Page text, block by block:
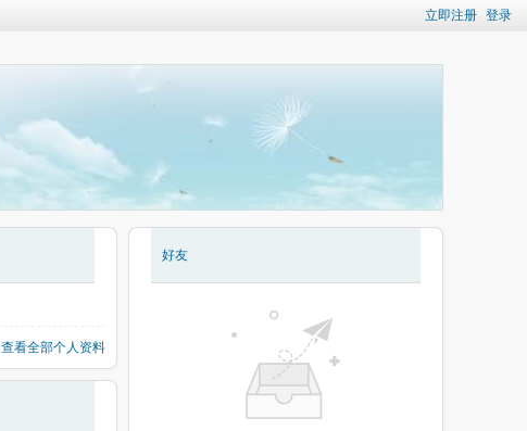
立即注册 登录
查看全部个人资料
好友